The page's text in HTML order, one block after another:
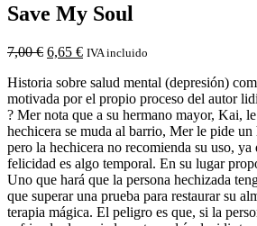
Save My Soul
7,00€ 6,65 € IVA incluido
Historia sobre salud mental (depresión)
motivada por el propio proceso del autor
? Mer nota que a su hermano mayor, Kai,
hechicera se muda al barrio, Mer le pide
pero la hechicera no recomienda su uso,
felicidad es algo temporal. En su lugar
Uno que hará que la persona hechizada
que superar una prueba para restaurar su
terapia mágica. El peligro es que, si la